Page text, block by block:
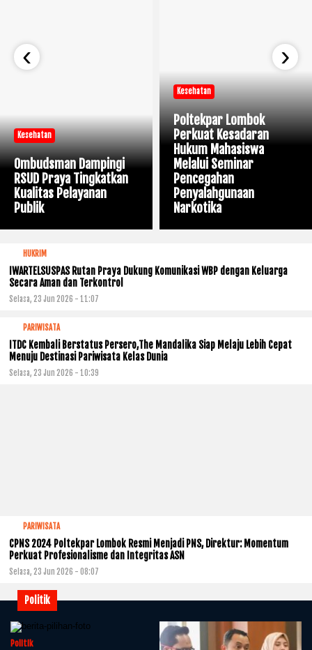
Kesehatan
Ombudsman Dampingi
RSUD Praya Tingkatkan
Kualitas Pelayanan
Publik
Kesehatan
Poltekpar Lombok
Perkuat Kesadaran
Hukum Mahasiswa
Melalui Seminar
Pencegahan
Penyalahgunaan
Narkotika
‹ ›
HUKRIM
IWARTELSUSPAS Rutan Praya Dukung Komunikasi WBP dengan Keluarga
Secara Aman dan Terkontrol
Selasa, 23 Jun 2026 - 11:07
PARIWISATA
ITDC Kembali Berstatus Persero,The Mandalika Siap Melaju Lebih Cepat
Menuju Destinasi Pariwisata Kelas Dunia
Selasa, 23 Jun 2026 - 10:39
PARIWISATA
CPNS 2024 Poltekpar Lombok Resmi Menjadi PNS, Direktur: Momentum
Perkuat Profesionalisme dan Integritas ASN
Selasa, 23 Jun 2026 - 08:07
Politik
Politik